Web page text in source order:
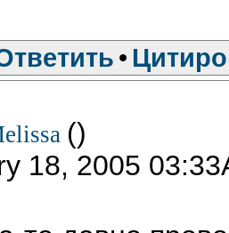
•
()
18, 2005